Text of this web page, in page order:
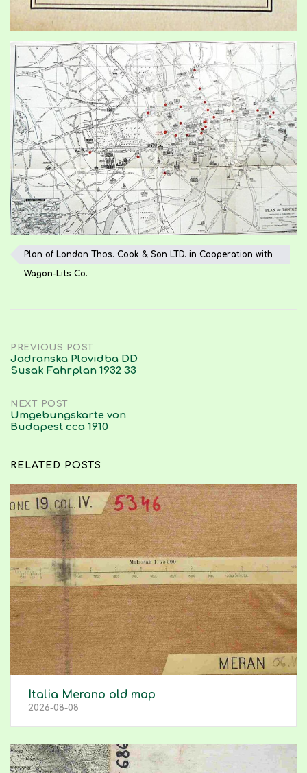
Plan of London Thos. Cook & Son LTD. in Cooperation with
Wagon-Lits Co.
Post
PREVIOUS POST
Jadranska Plovidba DD
Susak Fahrplan 1932 33
NEXT POST
Umgebungskarte von
Budapest cca 1910
RELATED POSTS
Italia Merano old map
2026-08-08